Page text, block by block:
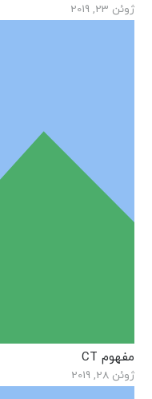
ژوئن 23, 2019
مفهوم CT
ژوئن 28, 2019